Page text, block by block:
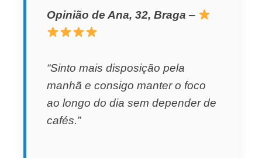
Opinião de Ana, 32, Braga –
“Sinto mais disposição pela
manhã e consigo manter o foco
ao longo do dia sem depender de
cafés.”